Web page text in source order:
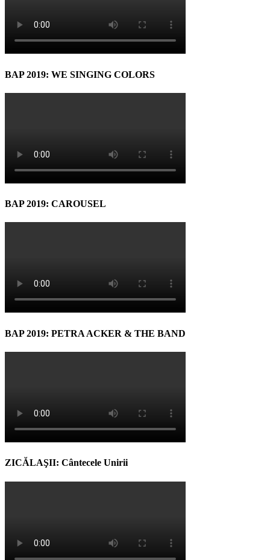
BAP 2019: WE SINGING COLORS
BAP 2019: CAROUSEL
BAP 2019: PETRA ACKER & THE BAND
ZICĂLAŞII: Cântecele Unirii